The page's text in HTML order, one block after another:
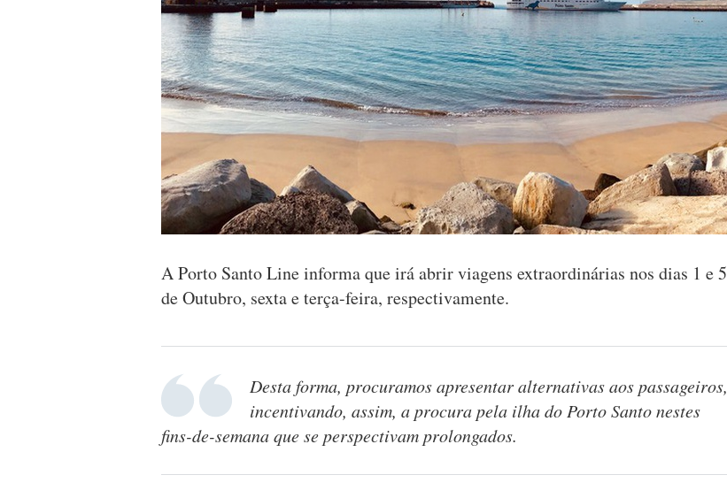
A Porto Santo Line informa que irá abrir viagens extraordinárias nos dias 1 e 5
de Outubro, sexta e terça-feira, respectivamente.
Desta forma, procuramos apresentar alternativas aos passageiros,
incentivando, assim, a procura pela ilha do Porto Santo nestes
fins-de-semana que se perspectivam prolongados.